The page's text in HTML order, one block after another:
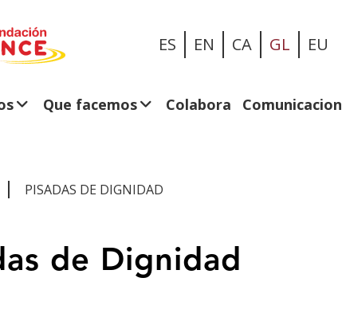
ES EN CA GL EU
Que facemos Colabora Comunicacion
PISADAS DE DIGNIDAD
de Dignidad